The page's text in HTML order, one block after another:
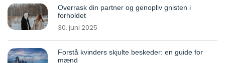
Overrask din partner og genopliv gnisten i
forholdet
30. juni 2025
Forstå kvinders skjulte beskeder: en guide for
mænd